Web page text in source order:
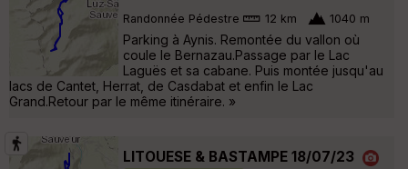
Randonnée Pédestre 12 km 1040 m
Parking à Aynis. Remontée du vallon où
coule le Bernazau.Passage par le Lac
Laguës et sa cabane. Puis montée jusqu'au
lacs de Cantet, Herrat, de Casdabat et enfin le Lac
Grand.Retour par le même itinéraire. »
LITOUESE & BASTAMPE 18/07/23